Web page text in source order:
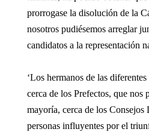
prorrogase la disolución de la
nosotros pudiésemos arreglar
candidatos a la representación
‘Los hermanos de las
cerca de los Prefectos, que nos
mayoría, cerca de los Consejos
personas influyentes por el